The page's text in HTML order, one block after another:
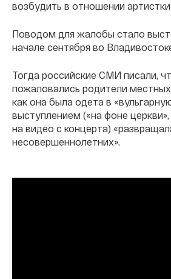
возбудить в отношении
Поводом для жалобы стало
начале сентября во
Тогда российские СМИ писали,
пожаловались родители
как она была одета в
выступлением («на фоне
на видео с концерта)
несовершеннолетних».